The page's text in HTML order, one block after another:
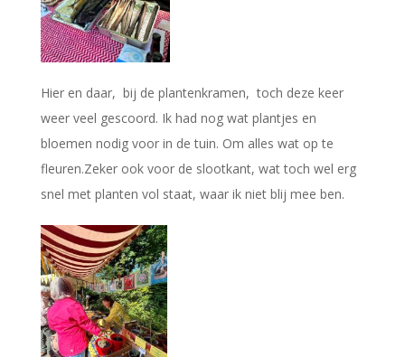
Hier en daar, bij de plantenkramen, toch deze keer
weer veel gescoord. Ik had nog wat plantjes en
bloemen nodig voor in de tuin. Om alles wat op te
fleuren.Zeker ook voor de slootkant, wat toch wel erg
snel met planten vol staat, waar ik niet blij mee ben.